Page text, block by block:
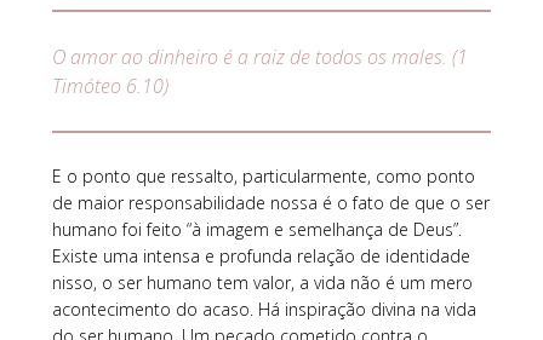
O amor ao dinheiro é a raiz de todos os males. (1
Timóteo 6.10)
E o ponto que ressalto, particularmente, como ponto
de maior responsabilidade nossa é o fato de que o ser
humano foi feito “à imagem e semelhança de Deus”.
Existe uma intensa e profunda relação de identidade
nisso, o ser humano tem valor, a vida não é um mero
acontecimento do acaso. Há inspiração divina na vida